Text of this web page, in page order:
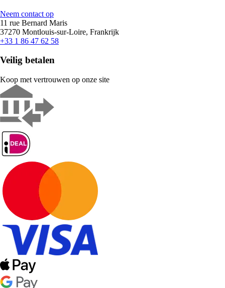
Neem contact op
11 rue Bernard Maris
37270 Montlouis-sur-Loire, Frankrijk
+33 1 86 47 62 58
Veilig betalen
Koop met vertrouwen op onze site